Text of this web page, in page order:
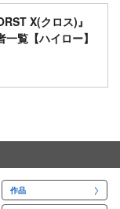
X(クロス)』
覧【ハイロー】
作品